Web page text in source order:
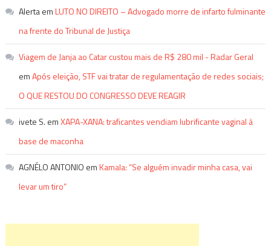
AlertaemLUTO NO DIREITO – Advogado morre de infarto fulminante
na frente do Tribunal de Justiça
Viagem de Janja ao Catar custou mais de R$ 280 mil - Radar Geral
emApós eleição, STF vai tratar de regulamentação de redes sociais;
O QUE RESTOU DO CONGRESSO DEVE REAGIR
ivete S. emXAPA-XANA: traficantes vendiam lubrificante vaginal à
base de maconha
AGNÉLO ANTONIO emKamala: “Se alguém invadir minha casa, vai
levar um tiro”